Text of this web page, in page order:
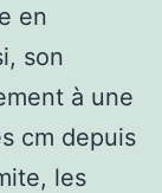
en
son
à une
cm depuis
les